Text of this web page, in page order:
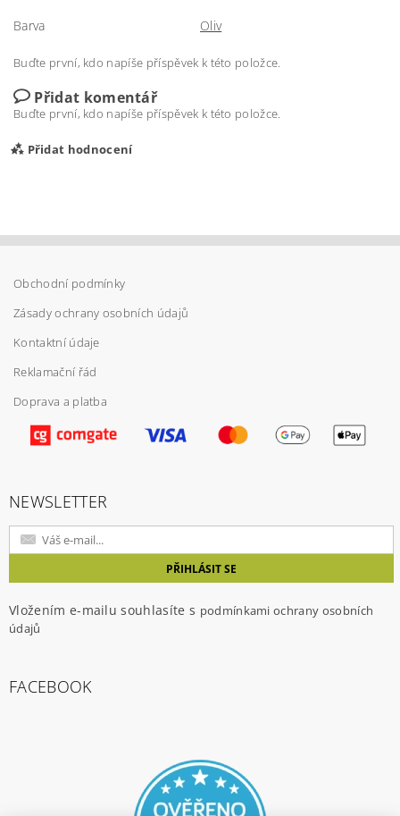
Barva Oliv
Buďte první, kdo napíše příspěvek k této položce.
Přidat komentář
Buďte první, kdo napíše příspěvek k této položce.
Přidat hodnocení
Vložením hodnocení souhlasíte spodmínkami
ochrany osobních údajů
Obchodní podmínky
Zásady ochrany osobních údajů
Kontaktní údaje
Reklamační řád
Doprava a platba
NEWSLETTER
Vložením e-mailu souhlasíte s podmínkami ochrany osobních
údajů
FACEBOOK